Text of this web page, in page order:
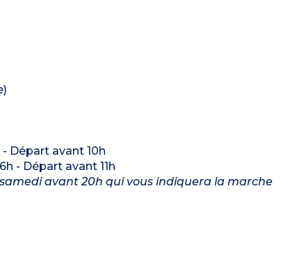
Départ avant 10h
- Départ avant 11h
avant 20h qui vous indiquera la marche